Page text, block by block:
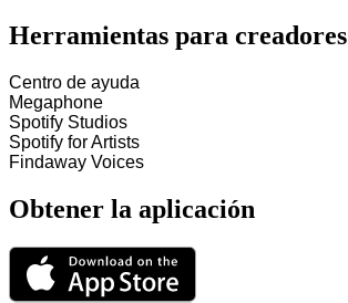
Herramientas para creadores
Centro de ayuda
Megaphone
Spotify Studios
Spotify for Artists
Findaway Voices
Obtener la aplicación